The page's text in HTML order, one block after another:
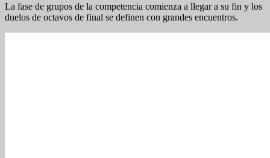
La fase de grupos de la competencia comienza a llegar a su fin y los
duelos de octavos de final se definen con grandes encuentros.